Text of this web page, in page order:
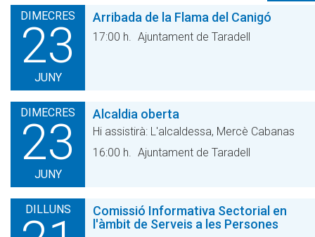
DIMECRES
23
JUNY
Arribada de la Flama del Canigó
17:00 h. Ajuntament de Taradell
DIMECRES
23
JUNY
Alcaldia oberta
Hi assistirà: L'alcaldessa, Mercè Cabanas
16:00 h. Ajuntament de Taradell
DILLUNS
Comissió Informativa Sectorial en
l'àmbit de Serveis a les Persones